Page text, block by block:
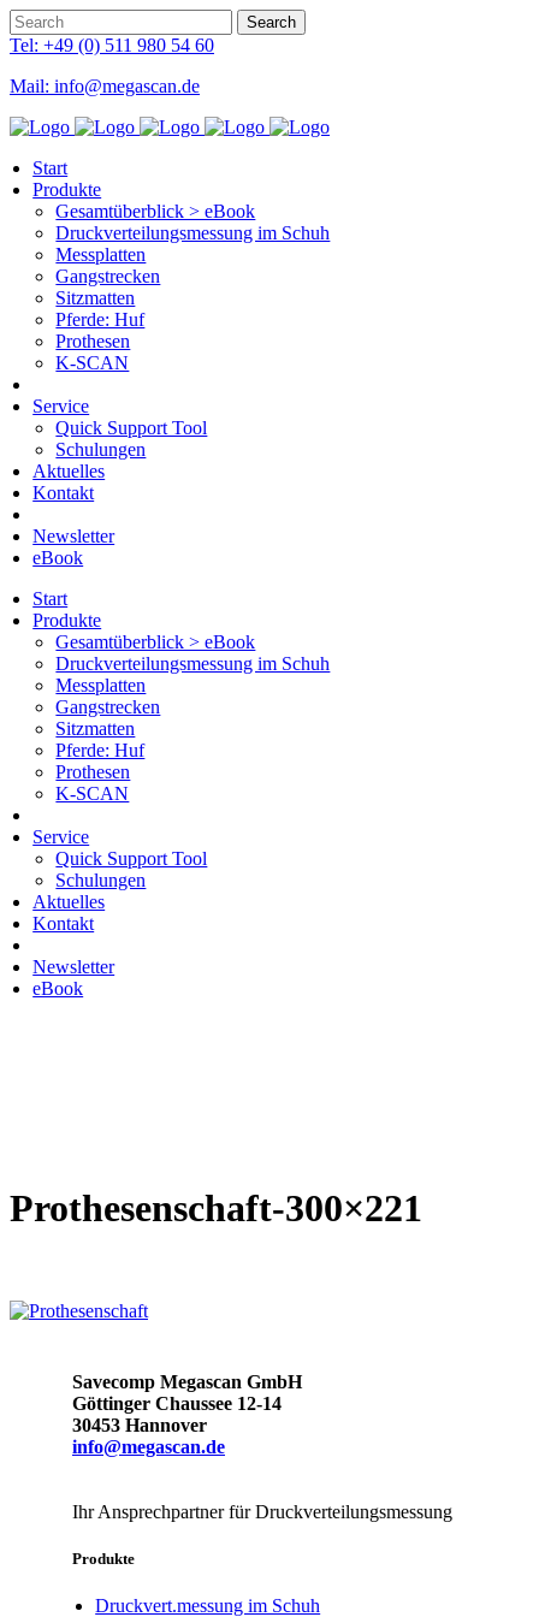
Tel: +49 (0) 511 980 54 60
Mail: info@megascan.de
Start
Produkte
Gesamtüberblick > eBook
Druckverteilungsmessung im Schuh
Messplatten
Gangstrecken
Sitzmatten
Pferde: Huf
Prothesen
K-SCAN
Service
Quick Support Tool
Schulungen
Aktuelles
Kontakt
Newsletter
eBook
Start
Produkte
Gesamtüberblick > eBook
Druckverteilungsmessung im Schuh
Messplatten
Gangstrecken
Sitzmatten
Pferde: Huf
Prothesen
K-SCAN
Service
Quick Support Tool
Schulungen
Aktuelles
Kontakt
Newsletter
eBook
Prothesenschaft-300×221
Savecomp Megascan GmbH
Göttinger Chaussee 12-14
30453 Hannover
info@megascan.de
Ihr Ansprechpartner für Druckverteilungsmessung
Produkte
Druckvert.messung im Schuh